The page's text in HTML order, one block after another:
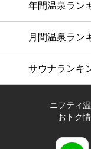
年間温泉ラン
月間温泉ラン
サウナランキ
ニフティ
おトク